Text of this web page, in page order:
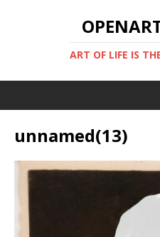
ART OF LIFE IS
unnamed(13)